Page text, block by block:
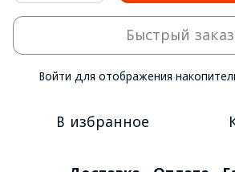
Быстрый заказ
Войти для отображения
В избранное